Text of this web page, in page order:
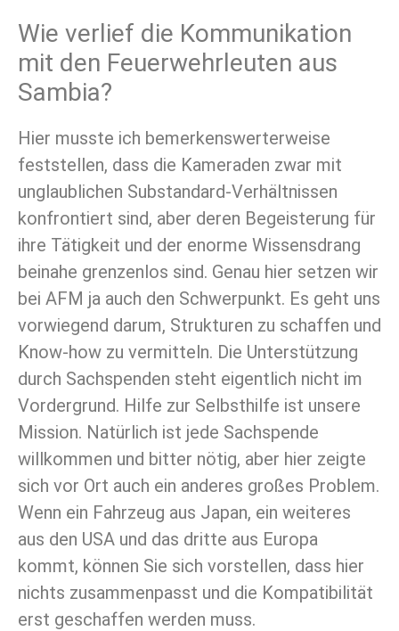
Wie verlief die Kommunikation
mit den Feuerwehrleuten aus
Sambia?
Hier musste ich bemerkenswerterweise
feststellen, dass die Kameraden zwar mit
unglaublichen Substandard-Verhältnissen
konfrontiert sind, aber deren Begeisterung für
ihre Tätigkeit und der enorme Wissensdrang
beinahe grenzenlos sind. Genau hier setzen wir
bei AFM ja auch den Schwerpunkt. Es geht uns
vorwiegend darum, Strukturen zu schaffen und
Know-how zu vermitteln. Die Unterstützung
durch Sachspenden steht eigentlich nicht im
Vordergrund. Hilfe zur Selbsthilfe ist unsere
Mission. Natürlich ist jede Sachspende
willkommen und bitter nötig, aber hier zeigte
sich vor Ort auch ein anderes großes Problem.
Wenn ein Fahrzeug aus Japan, ein weiteres
aus den USA und das dritte aus Europa
kommt, können Sie sich vorstellen, dass hier
nichts zusammenpasst und die Kompatibilität
erst geschaffen werden muss.